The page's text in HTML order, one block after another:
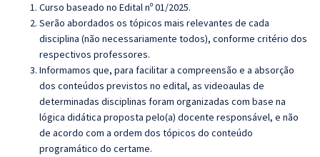
Curso baseado no Edital nº 01/2025.
Serão abordados os tópicos mais relevantes de cada
disciplina (não necessariamente todos), conforme critério dos
respectivos professores.
Informamos que, para facilitar a compreensão e a absorção
dos conteúdos previstos no edital, as videoaulas de
determinadas disciplinas foram organizadas com base na
lógica didática proposta pelo(a) docente responsável, e não
de acordo com a ordem dos tópicos do conteúdo
programático do certame.